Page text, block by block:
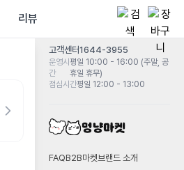
리뷰
고객센터1644-3955
운영시
간
평일 10:00 - 16:00 (주말, 공
휴일 휴무)
점심시간평일 12:00 - 13:00
FAQB2B마켓 브랜드 소개